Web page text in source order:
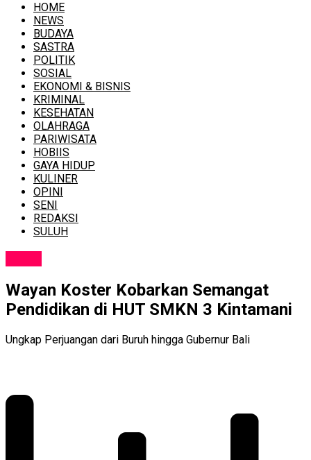
HOME
NEWS
BUDAYA
SASTRA
POLITIK
SOSIAL
EKONOMI & BISNIS
KRIMINAL
KESEHATAN
OLAHRAGA
PARIWISATA
HOBIIS
GAYA HIDUP
KULINER
OPINI
SENI
REDAKSI
SULUH
Wayan Koster Kobarkan Semangat
Pendidikan di HUT SMKN 3 Kintamani
Ungkap Perjuangan dari Buruh hingga Gubernur Bali